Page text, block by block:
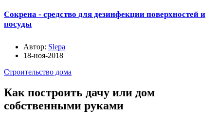
Сокрена - средство для дезинфекции поверхностей и
посуды
Автор: Slepa
18-ноя-2018
Строительство дома
Как построить дачу или дом
собственными руками